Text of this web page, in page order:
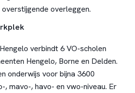
overleggen.
verbindt 6 VO-scholen
Hengelo, Borne en Delden.
onderwijs voor bijna 3600
, mavo-, havo- en vwo-niveau. Er